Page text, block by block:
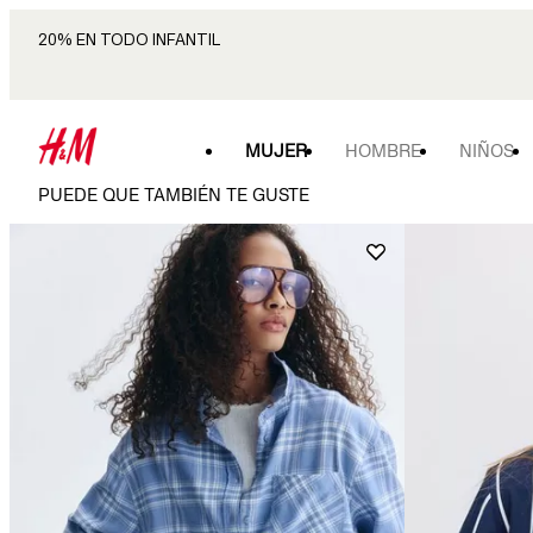
20% EN TODO INFANTIL
MUJER HOMBRE NIÑOS
PUEDE QUE TAMBIÉN TE GUSTE